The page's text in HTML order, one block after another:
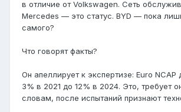
в отличие от Volkswagen. Сеть
Mercedes — это статус. BYD — пока
самого?
Что говорят факты?
Он апеллирует к экспертизе: Euro
3% в 2021 до 12% в 2024. Это, требует
словам, после испытаний признают